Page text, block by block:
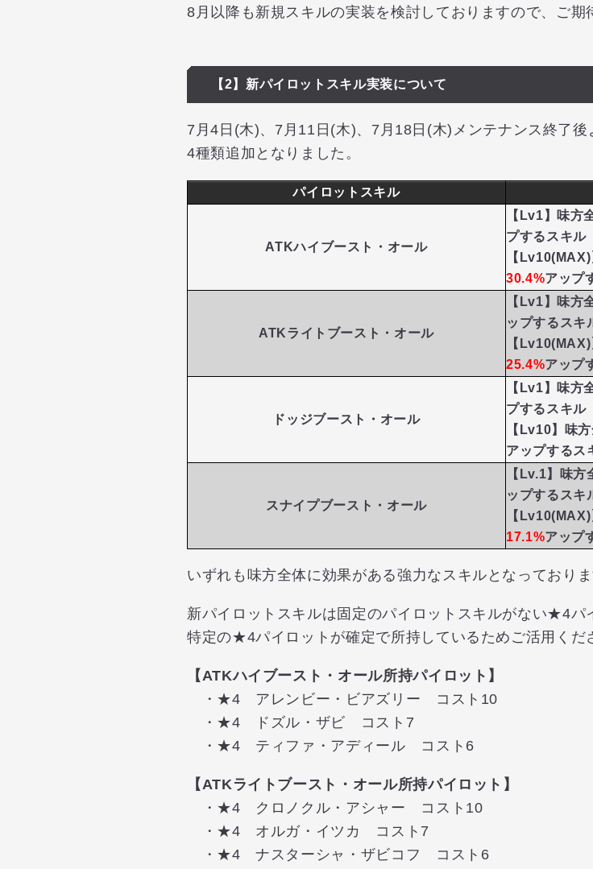
8月以降も新規スキルの実装を検討しておりますので、ご期
【2】新パイロットスキル実装について
7月4日(木)、7月11日(木)、7月18日(木)メンテナンス終了
4種類追加となりました。
パイロットスキル
ATKハイブースト・オール
【Lv1】味方
プするスキル
【
30.4%アップ
ATKライトブースト・オール
【Lv1】味方
ップするスキ
【
25.4%アップ
ドッジブースト・オール
【Lv1】味方
プするスキル
【Lv10】味
アップするス
スナイプブースト・オール
【Lv.1】味方
ップするスキ
【
17.1%アップ
いずれも味方全体に効果がある強力なスキルとなっておりま
新パイロットスキルは固定のパイロットスキルがない★4パ
特定の★4パイロットが確定で所持しているためご活用くだ
【ATKハイブースト・オール所持パイロット】
・★4 アレンビー・ビアズリー コスト10
・★4 ドズル・ザビ コスト7
・★4 ティファ・アディール コスト6
【ATKライトブースト・オール所持パイロット】
・★4 クロノクル・アシャー コスト10
・★4 オルガ・イツカ コスト7
・★4 ナスターシャ・ザビコフ コスト6